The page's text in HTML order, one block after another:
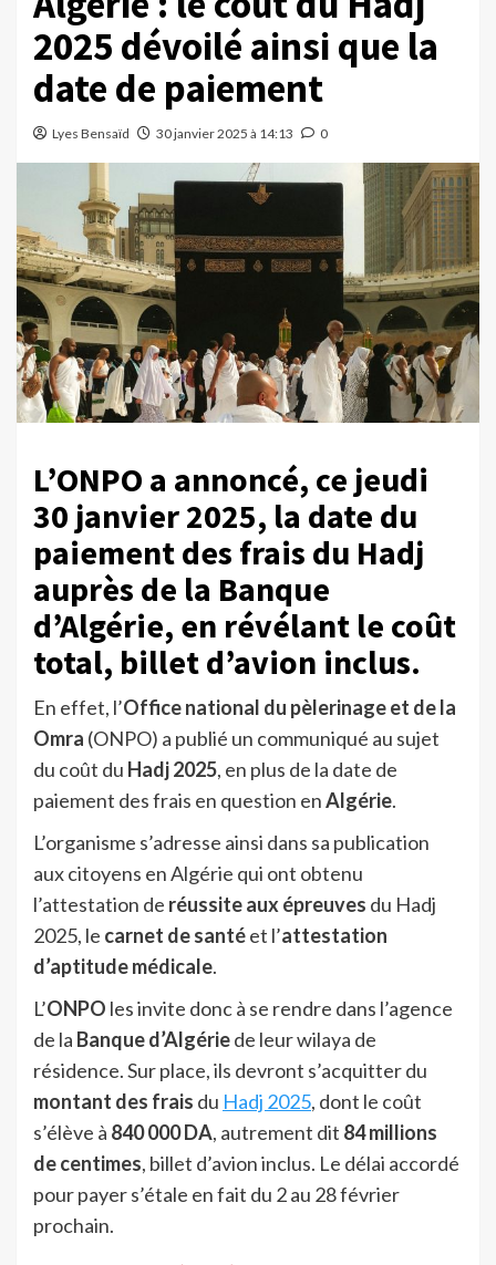
2025 dévoilé ainsi que la
date de paiement
Lyes Bensaïd 30 janvier 2025 à 14:13 0
L’ONPO a annoncé, ce jeudi
30 janvier 2025, la date du
paiement des frais du Hadj
auprès de la Banque
d’Algérie, en révélant le coût
total, billet d’avion inclus.
En effet, l’Office national du pèlerinage et de la
Omra (ONPO) a publié un communiqué au sujet
du coût du Hadj 2025, en plus de la date de
paiement des frais en question enAlgérie.
L’organisme s’adresse ainsi dans sa publication
aux citoyens en Algérie qui ont obtenu
l’attestation de réussite aux épreuves du Hadj
2025, le carnet de santéet l’attestation
d’aptitude médicale.
L’ONPO les invite donc à se rendre dans l’agence
de la Banque d’Algériede leur wilaya de
résidence. Sur place, ils devront s’acquitter du
montant des frais du Hadj 2025, dont le coût
s’élève à 840 000 DA, autrement dit 84 millions
de centimes, billet d’avion inclus. Le délai accordé
pour payer s’étale en fait du 2 au 28 février
prochain.